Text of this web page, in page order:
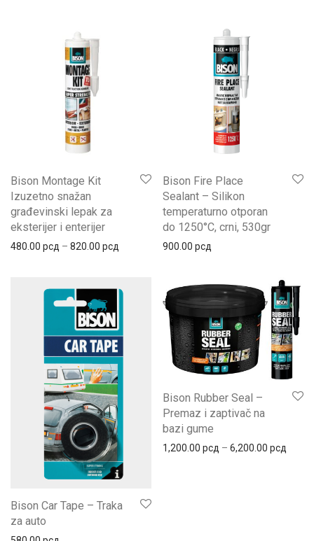
Bison Montage Kit
Izuzetno snažan
građevinski lepak za
eksterijer i enterijer
480.00 рсд – 820.00 рсд
Bison Fire Place
Sealant – Silikon
temperaturno otporan
do 1250°C, crni, 530gr
900.00 рсд
Bison Car Tape – Traka
za auto
Bison Rubber Seal –
Premaz i zaptivač na
bazi gume
1,200.00 рсд – 6,200.00 рсд